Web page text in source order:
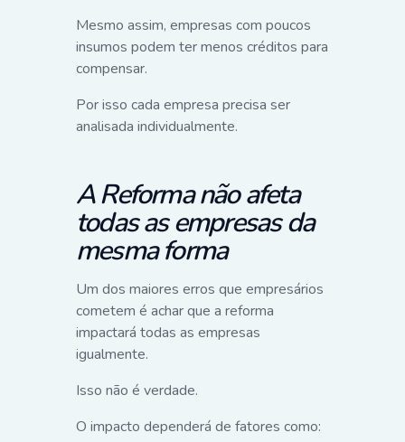
Mesmo assim, empresas com poucos
insumos podem ter menos créditos para
compensar.
Por isso cada empresa precisa ser
analisada individualmente.
A Reforma não afeta
todas as empresas da
mesma forma
Um dos maiores erros que empresários
cometem é achar que a reforma
impactará todas as empresas
igualmente.
Isso não é verdade.
O impacto dependerá de fatores como: